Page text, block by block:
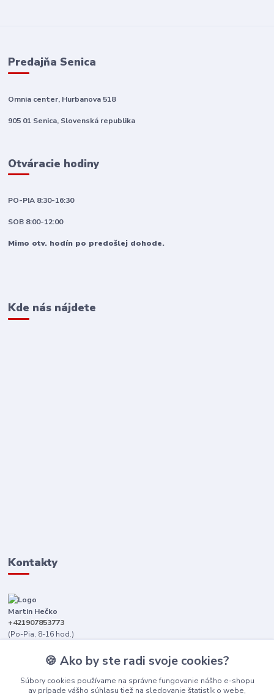
Predajňa Senica
Omnia center, Hurbanova 518
905 01 Senica, Slovenská republika
Otváracie hodiny
PO-PIA 8:30-16:30
SOB 8:00-12:00
Mimo otv. hodín po predošlej dohode.
Kde nás nájdete
Kontakty
Martin Hečko
+421907853773
(Po-Pia, 8-16 hod.)
senica@dizajnkamen.sk
🍪 Ako by ste radi svoje cookies?
Súbory cookies používame na správne fungovanie nášho e-shopu
av prípade vášho súhlasu tiež na sledovanie štatistík o webe,